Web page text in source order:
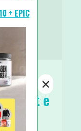
Fit e
+ EPIC
×